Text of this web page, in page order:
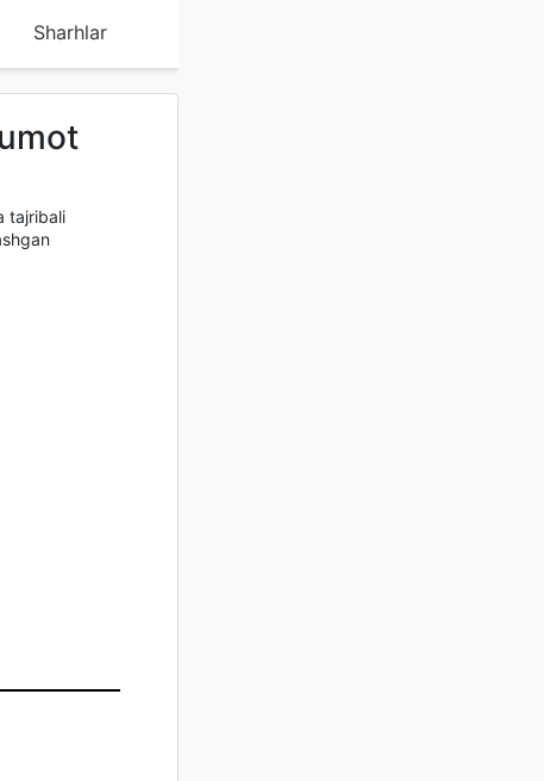
Sharhlar
tajribali